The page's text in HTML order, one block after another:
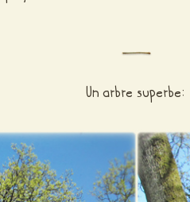
Un arbre superbe: